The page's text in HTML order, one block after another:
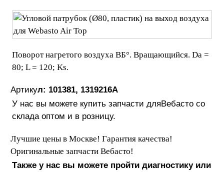
Поворот нагретого воздуха ВБ°. Вращающийся. Da =
80; L = 120; Ks.
Артикул: 101381, 1319216A
У нас вы можете купить запчасти дляВебасто со
склада оптом и в розницу.
Лучшие цены в Москве! Гарантия качества!
Оригинальные запчасти Вебасто!
Также у нас вы можете пройти диагностику или